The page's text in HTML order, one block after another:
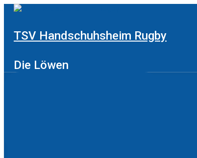
Zum
TSV Handschuhsheim Rugby
Die Löwen